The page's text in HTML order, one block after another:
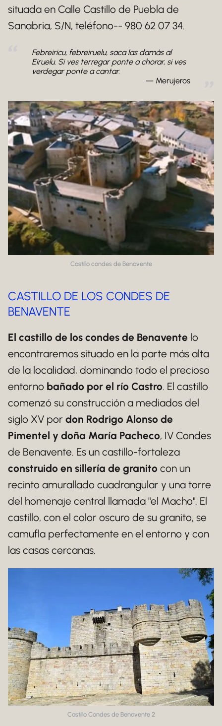
situada en Calle Castillo de Puebla de
Sanabria, S/N, teléfono-- 980 62 07 34.
Febreiricu, febreiruelu, saca las damás al
Eiruelu. Si ves terregar ponte a chorar, si ves
verdegar ponte a cantar.
Merujeros
Castillo condes de Benavente
CASTILLO DE LOS CONDES DE
BENAVENTE
El castillo de los condes de Benavente lo
encontraremos situado en la parte más alta
de la localidad, dominando todo el precioso
entorno bañado por el río Castro. El castillo
comenzó su construcción a mediados del
siglo XV por don Rodrigo Alonso de
Pimentel y doña María Pacheco, IV Condes
de Benavente. Es un castillo-fortaleza
construido en sillería de granito con un
recinto amurallado cuadrangular y una torre
del homenaje central llamada "el Macho". El
castillo, con el color oscuro de su granito, se
camufla perfectamente en el entorno y con
las casas cercanas.
Castillo Condes de Benavente 2